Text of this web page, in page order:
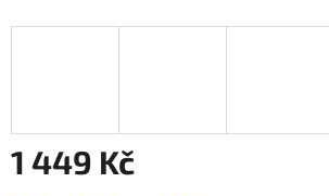
1 449 Kč